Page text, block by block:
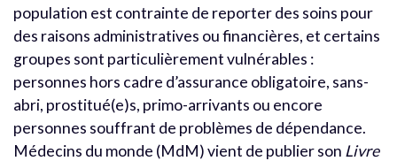
population est contrainte de reporter des soins pour
des raisons administratives ou financières, et certains
groupes sont particulièrement vulnérables :
personnes hors cadre d’assurance obligatoire, sans-
abri, prostitué(e)s, primo-arrivants ou encore
personnes souffrant de problèmes de dépendance.
Médecins du monde (MdM) vient de publier son Livre